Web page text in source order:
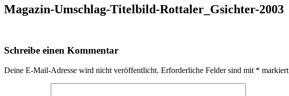
Magazin-Umschlag-Titelbild-Rottaler_Gsichter-2003
Schreibe einen Kommentar
Deine E-Mail-Adresse wird nicht veröffentlicht. Erforderliche Felder sind mit * markiert